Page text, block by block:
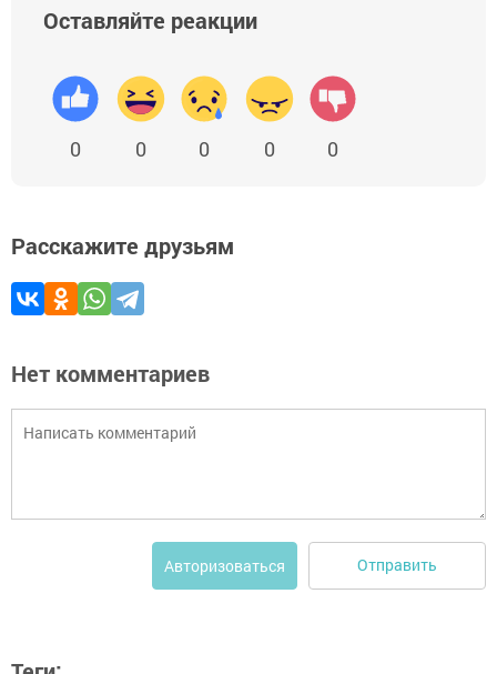
Оставляйте реакции
0 0 0 0 0
Расскажите друзьям
Нет комментариев
Авторизоваться Отправить